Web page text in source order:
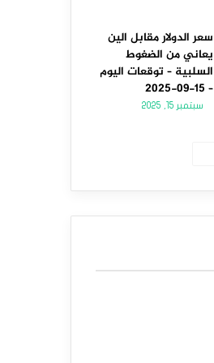
سعر الدولار مقابل الين
يعاني من الضغوط
السلبية – توقعات اليوم
– 15-09-2025
سبتمبر 15, 2025